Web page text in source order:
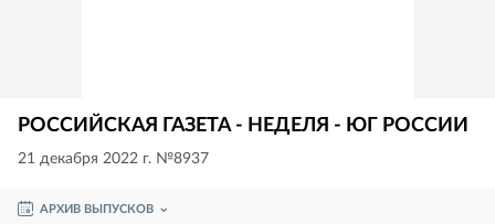
РОССИЙСКАЯ ГАЗЕТА - НЕДЕЛЯ - ЮГ РОССИИ
21 декабря 2022 г. №8937
АРХИВ ВЫПУСКОВ